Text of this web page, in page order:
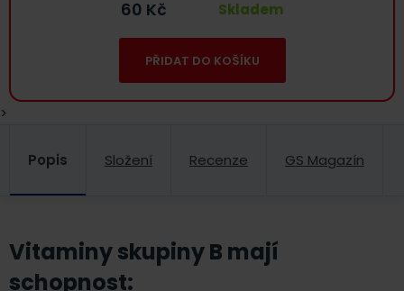
60 Kč Skladem
PŘIDAT DO KOŠÍKU
>
Popis Složení Recenze GS Magazín
Vitaminy skupiny B mají
schopnost: